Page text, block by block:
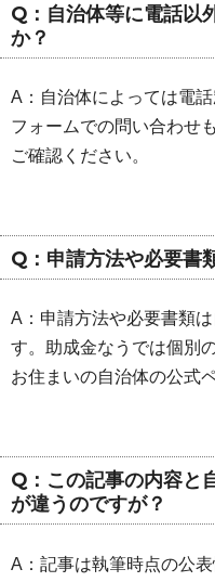
Q：自治体等に電話以
か？
A：自治体によっては電
フォームでの問い合わせ
ご確認ください。
Q：申請方法や必要書
A：申請方法や必要書類
す。助成金なうでは個別
お住まいの自治体の公式
Q：この記事の内容と
が違うのですが？
A：記事は執筆時点の公